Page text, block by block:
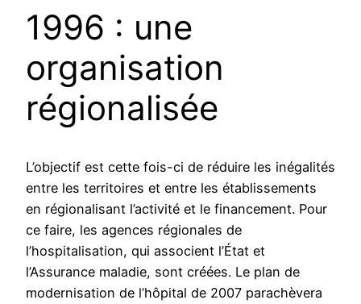
1996 : une
organisation
régionalisée
L’objectif est cette fois-ci de réduire les inégalités
entre les territoires et entre les établissements
en régionalisant l’activité et le financement. Pour
ce faire, les agences régionales de
l’hospitalisation, qui associent l’État et
l’Assurance maladie, sont créées. Le plan de
modernisation de l’hôpital de 2007 parachèvera